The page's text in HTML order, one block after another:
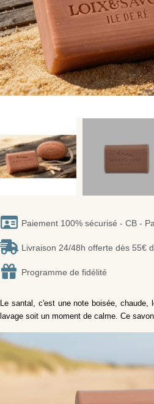
Paiement 100% sécurisé - CB -
Livraison 24/48h offerte dès 55€
Programme de fidélité
Le santal, c'est une note boisée,
lavage soit un moment de calme. Ce